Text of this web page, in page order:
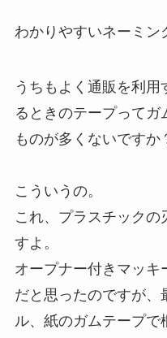
わかりやすいネーミン
うちもよく通販を利
るときのテープって
ものが多くないですか
こういうの。
これ、プラスチック
すよ。
オープナー付きマッキ
だと思ったのですが、
ル、紙のガムテープで